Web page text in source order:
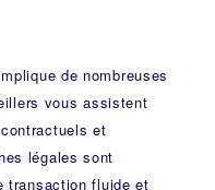
de nombreuses
vous assistent
et
légales sont
transaction fluide et